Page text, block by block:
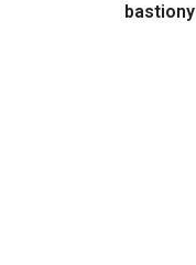
bastiony